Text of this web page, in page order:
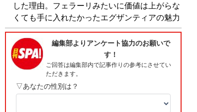
した理由。フェラーリみたいに価値は上がらな
くても手に入れたかったエグザンティアの魅力